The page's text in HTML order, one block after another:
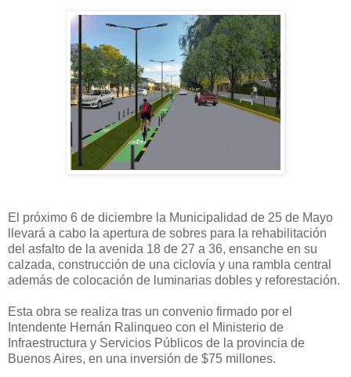
El próximo 6 de diciembre la Municipalidad de 25 de Mayo
llevará a cabo la apertura de sobres para la rehabilitación
del asfalto de la avenida 18 de 27 a 36, ensanche en su
calzada, construcción de una ciclovía y una rambla central
además de colocación de luminarias dobles y reforestación.
Esta obra se realiza tras un convenio firmado por el
Intendente Hernán Ralinqueo con el Ministerio de
Infraestructura y Servicios Públicos de la provincia de
Buenos Aires, en una inversión de $75 millones.